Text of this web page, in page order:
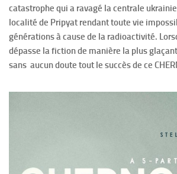
catastrophe qui a ravagé la centrale
localité de Pripyat rendant toute vie
générations à cause de la radioactivité.
dépasse la fiction de manière la plus
sans aucun doute tout le succès de ce